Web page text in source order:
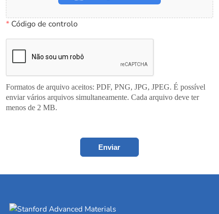
*Código de controlo
Formatos de arquivo aceitos: PDF, PNG, JPG, JPEG. É possível
enviar vários arquivos simultaneamente. Cada arquivo deve ter
menos de 2 MB.
Enviar